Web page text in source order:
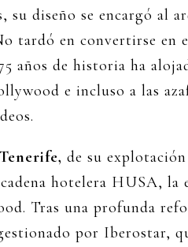
su diseño se encargó al
tardó en convertirse en
años de historia ha
e incluso a las
de su explotación
hotelera HUSA, la
Tras una profunda
por Iberostar,